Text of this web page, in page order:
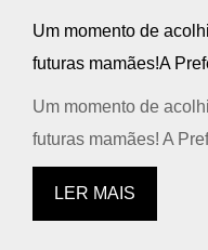
Um momento de
futuras mamães!A
Um momento de
futuras mamães! A
LER MAIS